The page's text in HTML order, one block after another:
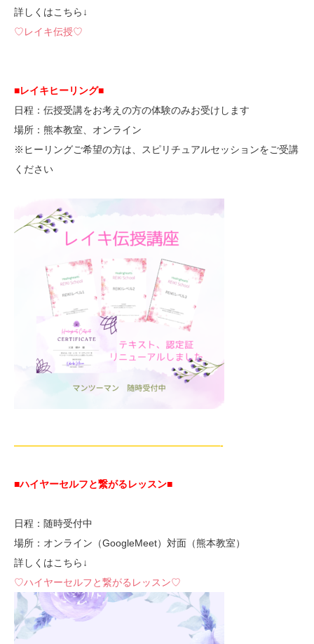
詳しくはこちら↓
♡レイキ伝授♡
■レイキヒーリング■
日程：伝授受講をお考えの方の体験のみお受けします
場所：熊本教室、オンライン
※ヒーリングご希望の方は、スピリチュアルセッションをご受講
ください
—————————————————————-
■ハイヤーセルフと繋がるレッスン■
日程：随時受付中
場所：オンライン（GoogleMeet）対面（熊本教室）
詳しくはこちら↓
♡ハイヤーセルフと繋がるレッスン♡